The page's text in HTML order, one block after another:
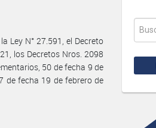
Ley N° 27.591, el Decreto
los Decretos Nros. 2098
50 de fecha 9 de
de fecha 19 de febrero de